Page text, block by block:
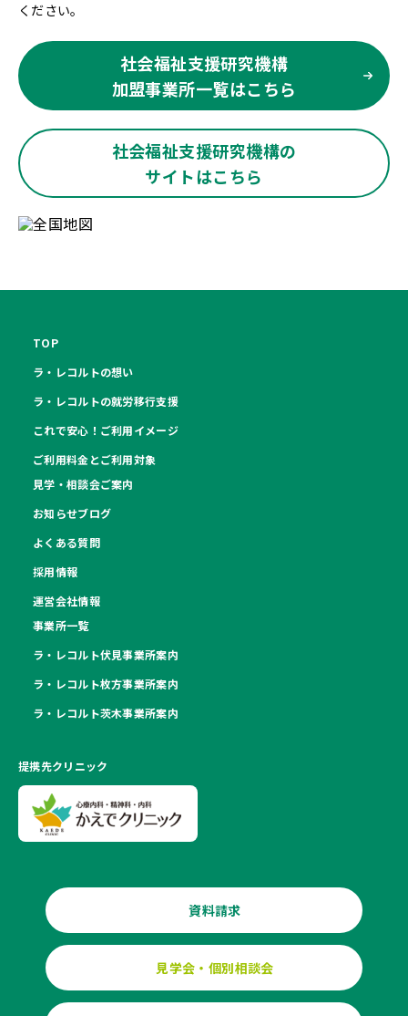
ください。
社会福祉支援研究機構
加盟事業所一覧はこちら
社会福祉支援研究機構の
サイトはこちら
TOP
ラ・レコルトの想い
ラ・レコルトの就労移行支援
これで安心！ご利用イメージ
ご利用料金とご利用対象
見学・相談会ご案内
お知らせブログ
よくある質問
採用情報
運営会社情報
事業所一覧
ラ・レコルト伏見事業所案内
ラ・レコルト枚方事業所案内
ラ・レコルト茨木事業所案内
提携先クリニック
資料請求
見学会・個別相談会